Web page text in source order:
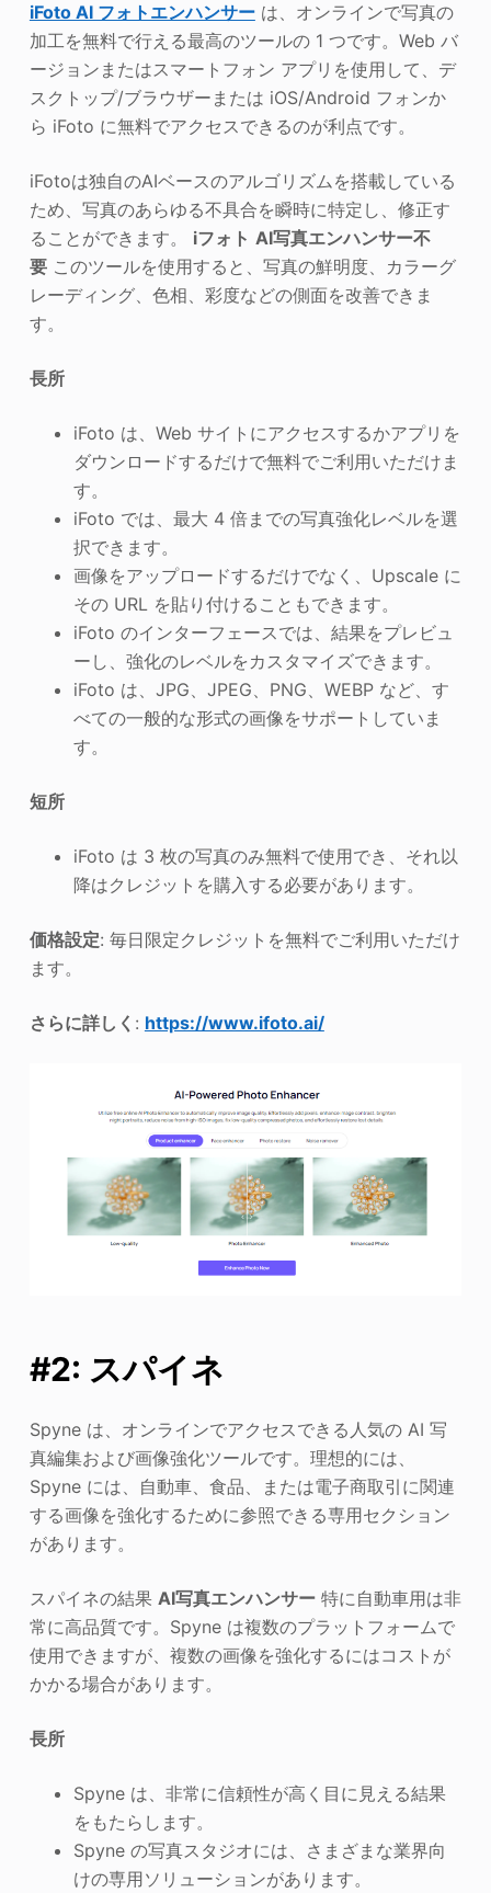
iFoto AI フォトエンハンサーは、オンラインで写真の
加工を無料で行える最高のツールの 1 つです。Web バ
ージョンまたはスマートフォン アプリを使用して、デ
スクトップ/ブラウザーまたは iOS/Android フォンか
ら iFoto に無料でアクセスできるのが利点です。
iFotoは独自のAIベースのアルゴリズムを搭載している
ため、写真のあらゆる不具合を瞬時に特定し、修正す
ることができます。 iフォト AI写真エンハンサー不
要このツールを使用すると、写真の鮮明度、カラーグ
レーディング、色相、彩度などの側面を改善できま
す。
長所
iFoto は、Web サイトにアクセスするかアプリを
ダウンロードするだけで無料でご利用いただけま
す。
iFoto では、最大 4 倍までの写真強化レベルを選
択できます。
画像をアップロードするだけでなく、Upscale に
その URL を貼り付けることもできます。
iFoto のインターフェースでは、結果をプレビュ
ーし、強化のレベルをカスタマイズできます。
iFoto は、JPG、JPEG、PNG、WEBP など、す
べての一般的な形式の画像をサポートしていま
す。
短所
iFoto は 3 枚の写真のみ無料で使用でき、それ以
降はクレジットを購入する必要があります。
価格設定: 毎日限定クレジットを無料でご利用いただけ
ます。
さらに詳しく : https://www.ifoto.ai/
#2: スパイネ
Spyne は、オンラインでアクセスできる人気の AI 写
真編集および画像強化ツールです。理想的には、
Spyne には、自動車、食品、または電子商取引に関連
する画像を強化するために参照できる専用セクション
があります。
スパイネの結果 AI写真エンハンサー特に自動車用は非
常に高品質です。Spyne は複数のプラットフォームで
使用できますが、複数の画像を強化するにはコストが
かかる場合があります。
長所
Spyne は、非常に信頼性が高く目に見える結果
をもたらします。
Spyne の写真スタジオには、さまざまな業界向
けの専用ソリューションがあります。